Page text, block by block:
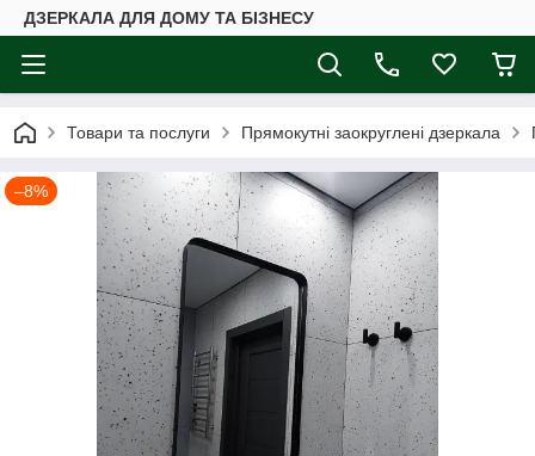
ДЗЕРКАЛА ДЛЯ ДОМУ ТА БІЗНЕСУ
Товари та послуги Прямокутні заокруглені дзеркала
–8%